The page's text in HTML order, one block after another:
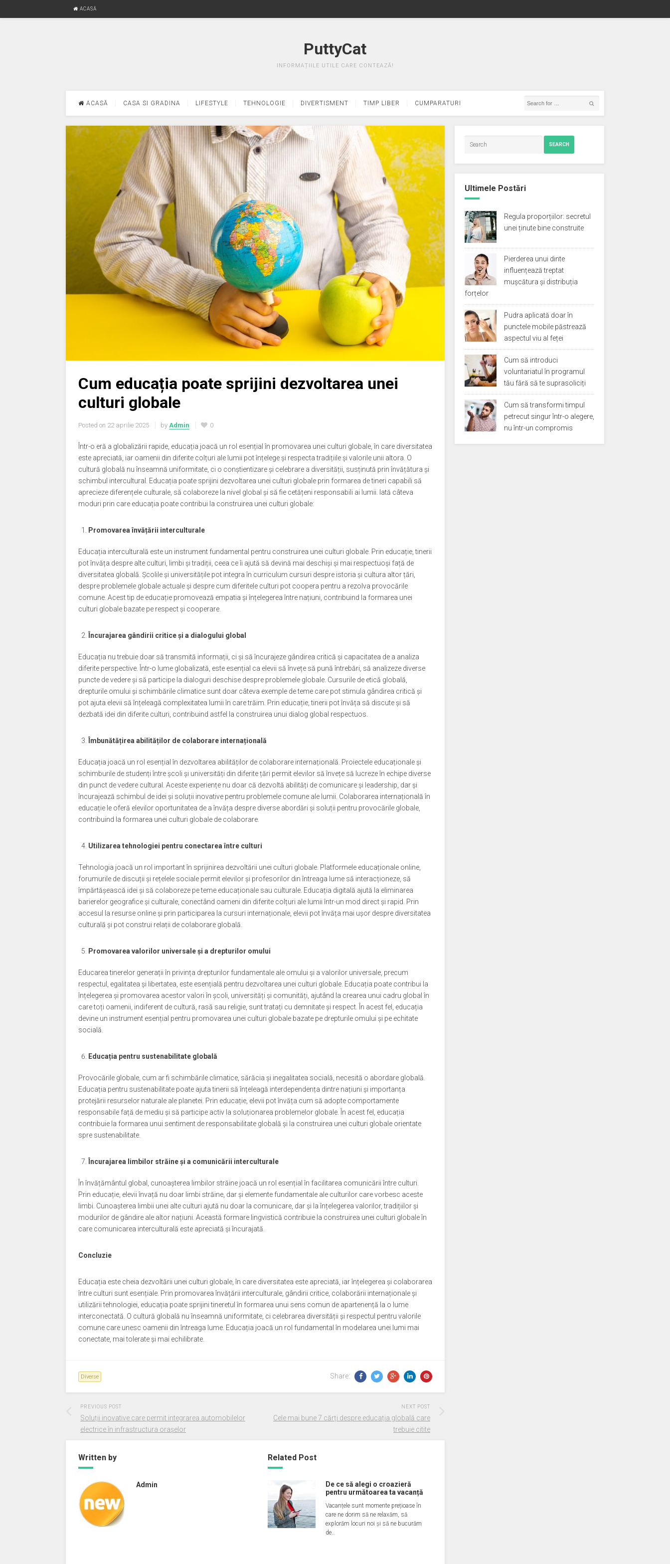
ACASĂ
PuttyCat
INFORMAȚIILE UTILE CARE CONTEAZĂ!
ACASĂ CASA SI GRADINA LIFESTYLE TEHNOLOGIE DIVERTISMENT TIMP LIBER CUMPARATURI
Cum educația poate sprijini dezvoltarea unei
culturi globale
Posted on 22 aprilie 2025 by Admin 0
Într-o eră a globalizării rapide, educația joacă un rol esențial în promovarea unei culturi globale, în care diversitatea
este apreciată, iar oamenii din diferite colțuri ale lumii pot înțelege și respecta tradițiile și valorile unii altora. O
cultură globală nu înseamnă uniformitate, ci o conștientizare și celebrare a diversității, susținută prin învățătura și
schimbul intercultural. Educația poate sprijini dezvoltarea unei culturi globale prin formarea de tineri capabili să
aprecieze diferențele culturale, să colaboreze la nivel global și să fie cetățeni responsabili ai lumii. Iată câteva
moduri prin care educația poate contribui la construirea unei culturi globale:
Promovarea învățării interculturale
Educația interculturală este un instrument fundamental pentru construirea unei culturi globale. Prin educație, tinerii
pot învăța despre alte culturi, limbi și tradiții, ceea ce îi ajută să devină mai deschiși și mai respectuoși față de
diversitatea globală. Şcolile și universitățile pot integra în curriculum cursuri despre istoria și cultura altor țări,
despre problemele globale actuale și despre cum diferitele culturi pot coopera pentru a rezolva provocările
comune. Acest tip de educație promovează empatia și înțelegerea între națiuni, contribuind la formarea unei
culturi globale bazate pe respect și cooperare.
Încurajarea gândirii critice și a dialogului global
Educația nu trebuie doar să transmită informații, ci și să încurajeze gândirea critică și capacitatea de a analiza
diferite perspective. Într-o lume globalizată, este esențial ca elevii să învețe să pună întrebări, să analizeze diverse
puncte de vedere și să participe la dialoguri deschise despre problemele globale. Cursurile de etică globală,
drepturile omului și schimbările climatice sunt doar câteva exemple de teme care pot stimula gândirea critică și
pot ajuta elevii să înțeleagă complexitatea lumii în care trăim. Prin educație, tinerii pot învăța să discute și să
dezbată idei din diferite culturi, contribuind astfel la construirea unui dialog global respectuos.
Îmbunătățirea abilităților de colaborare internațională
Educația joacă un rol esențial în dezvoltarea abilităților de colaborare internațională. Proiectele educaționale și
schimburile de studenți între școli și universități din diferite țări permit elevilor să învețe să lucreze în echipe diverse
din punct de vedere cultural. Aceste experiențe nu doar că dezvoltă abilități de comunicare și leadership, dar și
încurajează schimbul de idei și soluții inovative pentru problemele comune ale lumii. Colaborarea internațională în
educație le oferă elevilor oportunitatea de a învăța despre diverse abordări și soluții pentru provocările globale,
contribuind la formarea unei culturi globale de colaborare.
Utilizarea tehnologiei pentru conectarea între culturi
Tehnologia joacă un rol important în sprijinirea dezvoltării unei culturi globale. Platformele educaționale online,
forumurile de discuții și rețelele sociale permit elevilor și profesorilor din întreaga lume să interacționeze, să
împărtășească idei și să colaboreze pe teme educaționale sau culturale. Educația digitală ajută la eliminarea
barierelor geografice și culturale, conectând oameni din diferite colțuri ale lumii într-un mod direct și rapid. Prin
accesul la resurse online și prin participarea la cursuri internaționale, elevii pot învăța mai ușor despre diversitatea
culturală și pot construi relații de colaborare globală.
Promovarea valorilor universale și a drepturilor omului
Educarea tinerelor generații în privința drepturilor fundamentale ale omului și a valorilor universale, precum
respectul, egalitatea și libertatea, este esențială pentru dezvoltarea unei culturi globale. Educația poate contribui la
înțelegerea și promovarea acestor valori în școli, universități și comunități, ajutând la crearea unui cadru global în
care toți oamenii, indiferent de cultură, rasă sau religie, sunt tratați cu demnitate și respect. În acest fel, educația
devine un instrument esențial pentru promovarea unei culturi globale bazate pe drepturile omului și pe echitate
socială.
Educația pentru sustenabilitate globală
Provocările globale, cum ar fi schimbările climatice, sărăcia și inegalitatea socială, necesită o abordare globală.
Educația pentru sustenabilitate poate ajuta tinerii să înțeleagă interdependența dintre națiuni și importanța
protejării resurselor naturale ale planetei. Prin educație, elevii pot învăța cum să adopte comportamente
responsabile față de mediu și să participe activ la soluționarea problemelor globale. În acest fel, educația
contribuie la formarea unui sentiment de responsabilitate globală și la construirea unei culturi globale orientate
spre sustenabilitate.
Încurajarea limbilor străine și a comunicării interculturale
În învățământul global, cunoașterea limbilor străine joacă un rol esențial în facilitarea comunicării între culturi.
Prin educație, elevii învață nu doar limbi străine, dar și elemente fundamentale ale culturilor care vorbesc aceste
limbi. Cunoașterea limbii unei alte culturi ajută nu doar la comunicare, dar și la înțelegerea valorilor, tradițiilor și
modurilor de gândire ale altor națiuni. Această formare lingvistică contribuie la construirea unei culturi globale în
care comunicarea interculturală este apreciată și încurajată.
Concluzie
Educația este cheia dezvoltării unei culturi globale, în care diversitatea este apreciată, iar înțelegerea și colaborarea
între culturi sunt esențiale. Prin promovarea învățării interculturale, gândirii critice, colaborării internaționale și
utilizării tehnologiei, educația poate sprijini tineretul în formarea unui sens comun de apartenență la o lume
interconectată. O cultură globală nu înseamnă uniformitate, ci celebrarea diversității și respectul pentru valorile
comune care unesc oamenii din întreaga lume. Educația joacă un rol fundamental în modelarea unei lumi mai
conectate, mai tolerate și mai echilibrate.
Diverse Share:
PREVIOUS POST
Soluții inovative care permit integrarea automobilelor
electrice în infrastructura orașelor
NEXT POST
Cele mai bune 7 cărți despre educația globală care
trebuie citite
Written by
Admin
Related Post
De ce să alegi o croazieră
pentru următoarea ta vacanță
Vacanțele sunt momente prețioase în
care ne dorim să ne relaxăm, să
explorăm locuri noi și să ne bucurăm
de…
SEARCH
Ultimele Postări
Regula proporțiilor: secretul
unei ținute bine construite
Pierderea unui dinte
influențează treptat
mușcătura și distribuția
forțelor
Pudra aplicată doar în
punctele mobile păstrează
aspectul viu al feței
Cum să introduci
voluntariatul în programul
tău fără să te suprasoliciți
Cum să transformi timpul
petrecut singur într-o alegere,
nu într-un compromis